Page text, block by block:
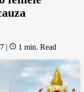
| 1 min. Read